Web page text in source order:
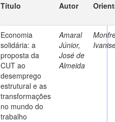
Título Autor
Economia
solidária: a
proposta da
CUT ao
desemprego
estrutural e as
transformações
no mundo do
trabalho
Amaral
Júnior,
José de
Almeida